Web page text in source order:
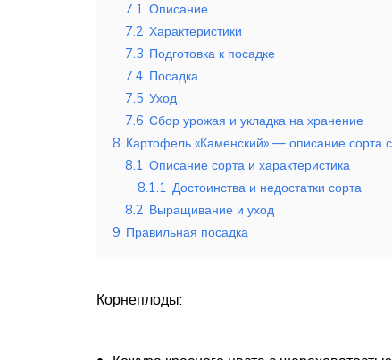
7.1 Описание
7.2 Характеристики
7.3 Подготовка к посадке
7.4 Посадка
7.5 Уход
7.6 Сбор урожая и укладка на хранение
8 Картофель «Каменский» — описание сорта
8.1 Описание сорта и характеристика
8.1.1 Достоинства и недостатки сорта
8.2 Выращивание и уход
9 Правильная посадка
Корнеплоды: